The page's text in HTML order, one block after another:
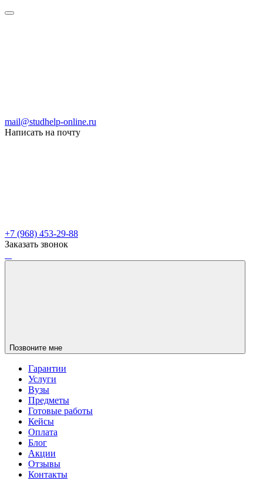
mail@studhelp-online.ru
Написать на почту
+7 (968) 453-29-88
Заказать звонок
Позвоните мне
Гарантии
Услуги
Вузы
Предметы
Готовые работы
Кейсы
Оплата
Блог
Акции
Отзывы
Контакты